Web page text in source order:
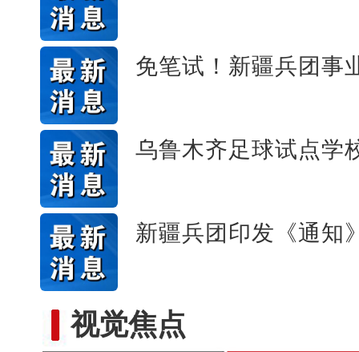
免笔试！新疆兵团事
乌鲁木齐足球试点学
新疆兵团印发《通
视觉焦点
以“阅读+文旅+非遗+农技”